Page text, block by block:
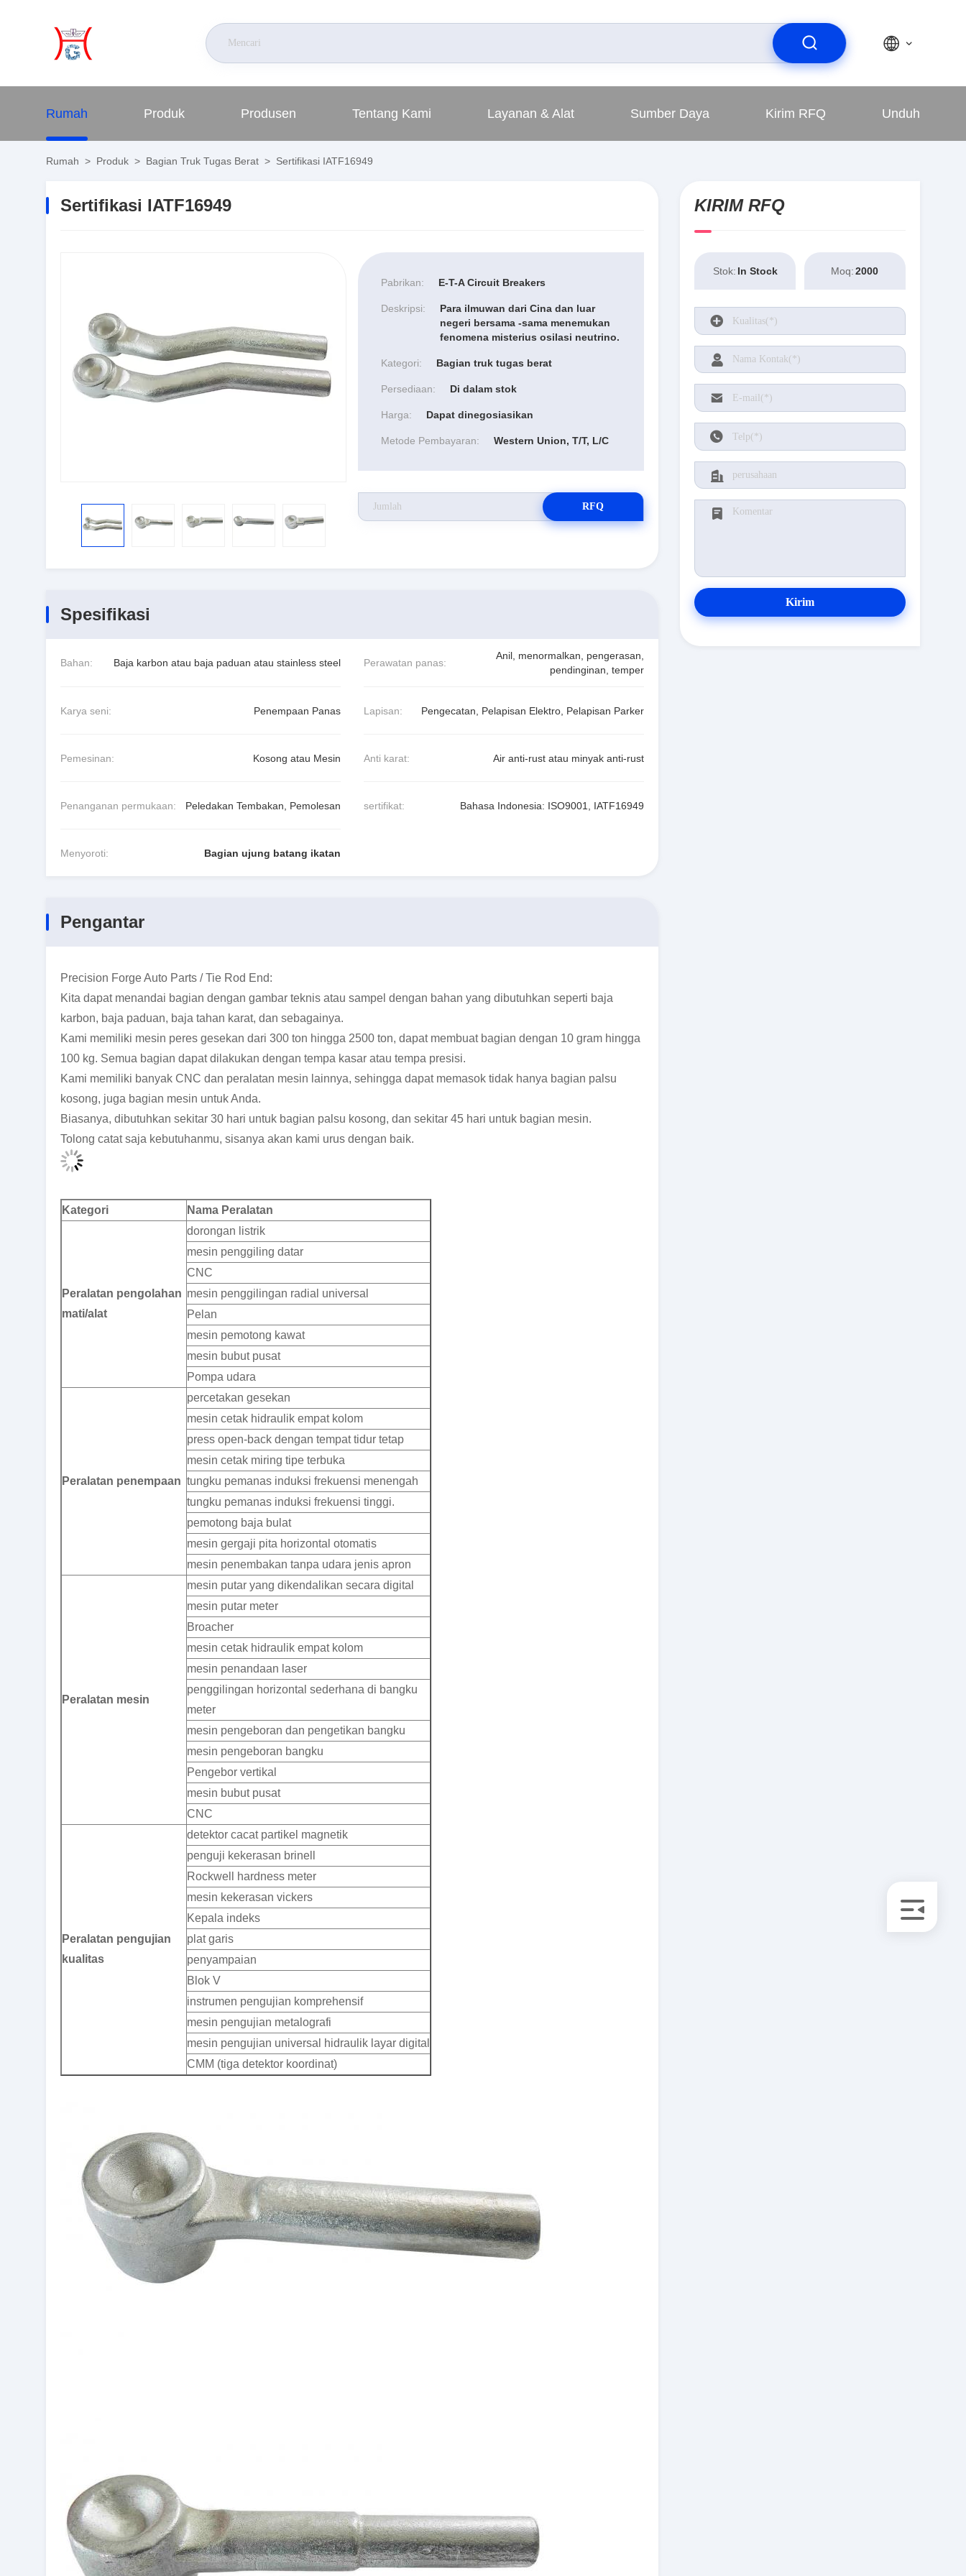
Rumah Produk Produsen Tentang Kami Layanan & Alat Sumber Daya Kirim RFQ Unduh
Rumah > Produk > Bagian Truk Tugas Berat > Sertifikasi IATF16949
Sertifikasi IATF16949
Pabrikan: E-T-A Circuit Breakers
Deskripsi:
Para ilmuwan dari Cina dan luar
negeri bersama -sama menemukan
fenomena misterius osilasi neutrino.
Kategori: Bagian truk tugas berat
Persediaan: Di dalam stok
Harga: Dapat dinegosiasikan
Metode Pembayaran: Western Union, T/T, L/C
RFQ
Spesifikasi
Bahan: Baja karbon atau baja paduan atau stainless steel Perawatan panas:
Anil, menormalkan, pengerasan,
pendinginan, temper
Karya seni: Penempaan Panas Lapisan: Pengecatan, Pelapisan Elektro, Pelapisan Parker
Pemesinan: Kosong atau Mesin Anti karat: Air anti-rust atau minyak anti-rust
Penanganan permukaan: Peledakan Tembakan, Pemolesan sertifikat: Bahasa Indonesia: ISO9001, IATF16949
Menyoroti: Bagian ujung batang ikatan
Pengantar
Precision Forge Auto Parts / Tie Rod End:
Kita dapat menandai bagian dengan gambar teknis atau sampel dengan bahan yang dibutuhkan seperti baja
karbon, baja paduan, baja tahan karat, dan sebagainya.
Kami memiliki mesin peres gesekan dari 300 ton hingga 2500 ton, dapat membuat bagian dengan 10 gram hingga
100 kg. Semua bagian dapat dilakukan dengan tempa kasar atau tempa presisi.
Kami memiliki banyak CNC dan peralatan mesin lainnya, sehingga dapat memasok tidak hanya bagian palsu
kosong, juga bagian mesin untuk Anda.
Biasanya, dibutuhkan sekitar 30 hari untuk bagian palsu kosong, dan sekitar 45 hari untuk bagian mesin.
Tolong catat saja kebutuhanmu, sisanya akan kami urus dengan baik.
Kategori Nama Peralatan
Peralatan pengolahan
mati/alat
dorongan listrik
mesin penggiling datar
CNC
mesin penggilingan radial universal
Pelan
mesin pemotong kawat
mesin bubut pusat
Pompa udara
Peralatan penempaan
percetakan gesekan
mesin cetak hidraulik empat kolom
press open-back dengan tempat tidur tetap
mesin cetak miring tipe terbuka
tungku pemanas induksi frekuensi menengah
tungku pemanas induksi frekuensi tinggi.
pemotong baja bulat
mesin gergaji pita horizontal otomatis
mesin penembakan tanpa udara jenis apron
Peralatan mesin
mesin putar yang dikendalikan secara digital
mesin putar meter
Broacher
mesin cetak hidraulik empat kolom
mesin penandaan laser
penggilingan horizontal sederhana di bangku
meter
mesin pengeboran dan pengetikan bangku
mesin pengeboran bangku
Pengebor vertikal
mesin bubut pusat
CNC
Peralatan pengujian
kualitas
detektor cacat partikel magnetik
penguji kekerasan brinell
Rockwell hardness meter
mesin kekerasan vickers
Kepala indeks
plat garis
penyampaian
Blok V
instrumen pengujian komprehensif
mesin pengujian metalografi
mesin pengujian universal hidraulik layar digital
CMM (tiga detektor koordinat)
KIRIM RFQ
Stok: In Stock Moq: 2000
Kirim